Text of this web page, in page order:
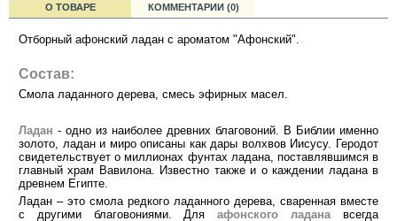
О ТОВАРЕ КОММЕНТАРИИ (0)
Отборный афонский ладан с ароматом "Афонский".
Состав:
Смола ладанного дерева, смесь эфирных масел.
Ладан - одно из наиболее древних благовоний. В Библии именно
золото, ладан и миро описаны как дары волхвов Иисусу. Геродот
свидетельствует о миллионах фунтах ладана, поставлявшимся в
главный храм Вавилона. Известно также и о каждении ладана в
древнем Египте.
Ладан – это смола редкого ладанного дерева, сваренная вместе
с другими благовониями. Дляафонского ладанавсегда